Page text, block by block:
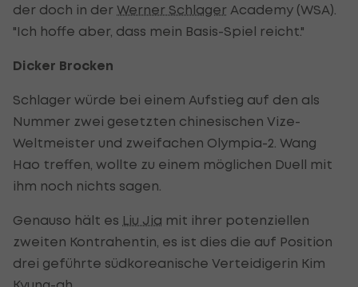
der doch in der Werner Schlager Academy (WSA).
"Ich hoffe aber, dass mein Basis-Spiel reicht."
Dicker Brocken
Schlager würde bei einem Aufstieg auf den als
Nummer zwei gesetzten chinesischen Vize-
Weltmeister und zweifachen Olympia-2. Wang
Hao treffen, wollte zu einem möglichen Duell mit
ihm noch nichts sagen.
Genauso hält es Liu Jia mit ihrer potenziellen
zweiten Kontrahentin, es ist dies die auf Position
drei geführte südkoreanische Verteidigerin Kim